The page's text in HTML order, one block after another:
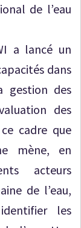
de l’eau
a lancé un
dans
gestion des
des
cadre que
mène, en
acteurs
de l’eau,
les